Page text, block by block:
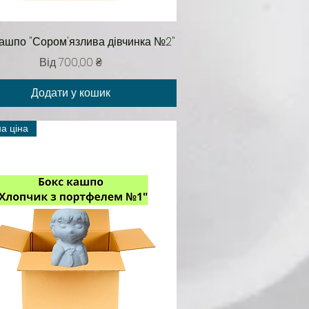
Швидкий перегляд
"Сором'язлива дівчинка №2"
Від700,00 ₴
За розпродажем
Додати у кошик
ціна